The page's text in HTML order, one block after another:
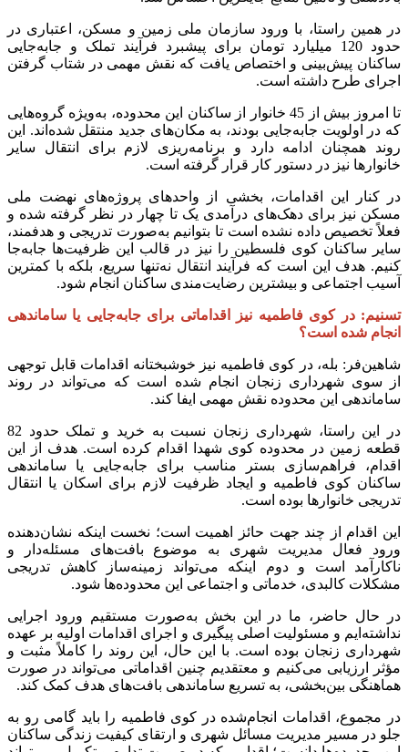
در همین راستا، با ورود سازمان ملی زمین و مسکن، اعتباری در
حدود 120 میلیارد تومان برای پیشبرد فرآیند تملک و جابه‌جایی
ساکنان پیش‌بینی و اختصاص یافت که نقش مهمی در شتاب گرفتن
اجرای طرح داشته است.
تا امروز بیش از 45 خانوار از ساکنان این محدوده، به‌ویژه گروه‌هایی
که در اولویت جابه‌جایی بودند، به مکان‌های جدید منتقل شده‌اند. این
روند همچنان ادامه دارد و برنامه‌ریزی لازم برای انتقال سایر
خانوارها نیز در دستور کار قرار گرفته است.
در کنار این اقدامات، بخشی از واحدهای پروژه‌های نهضت ملی
مسکن نیز برای دهک‌های درآمدی یک تا چهار در نظر گرفته شده و
فعلاً تخصیص داده نشده است تا بتوانیم به‌صورت تدریجی و هدفمند،
سایر ساکنان کوی فلسطین را نیز در قالب این ظرفیت‌ها جابه‌جا
کنیم. هدف این است که فرآیند انتقال نه‌تنها سریع، بلکه با کمترین
آسیب اجتماعی و بیشترین رضایت‌مندی ساکنان انجام شود.
تسنیم: در کوی فاطمیه نیز اقداماتی برای جابه‌جایی یا ساماندهی
انجام شده است؟
شاهین‌فر: بله، در کوی فاطمیه نیز خوشبختانه اقدامات قابل توجهی
از سوی شهرداری زنجان انجام شده است که می‌تواند در روند
ساماندهی این محدوده نقش مهمی ایفا کند.
در این راستا، شهرداری زنجان نسبت به خرید و تملک حدود 82
قطعه زمین در محدوده کوی شهدا اقدام کرده است. هدف از این
اقدام، فراهم‌سازی بستر مناسب برای جابه‌جایی یا ساماندهی
ساکنان کوی فاطمیه و ایجاد ظرفیت لازم برای اسکان یا انتقال
تدریجی خانوارها بوده است.
این اقدام از چند جهت حائز اهمیت است؛ نخست اینکه نشان‌دهنده
ورود فعال مدیریت شهری به موضوع بافت‌های مسئله‌دار و
ناکارآمد است و دوم اینکه می‌تواند زمینه‌ساز کاهش تدریجی
مشکلات کالبدی، خدماتی و اجتماعی این محدوده‌ها شود.
در حال حاضر، ما در این بخش به‌صورت مستقیم ورود اجرایی
نداشته‌ایم و مسئولیت اصلی پیگیری و اجرای اقدامات اولیه بر عهده
شهرداری زنجان بوده است. با این حال، این روند را کاملاً مثبت و
مؤثر ارزیابی می‌کنیم و معتقدیم چنین اقداماتی می‌تواند در صورت
هماهنگی بین‌بخشی، به تسریع ساماندهی بافت‌های هدف کمک کند.
در مجموع، اقدامات انجام‌شده در کوی فاطمیه را باید گامی رو به
جلو در مسیر مدیریت مسائل شهری و ارتقای کیفیت زندگی ساکنان